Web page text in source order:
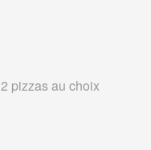
2 pizzas au choix